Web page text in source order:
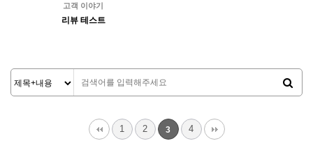
최고관리자
고객 이야기
리뷰 테스트
1 2 3 4